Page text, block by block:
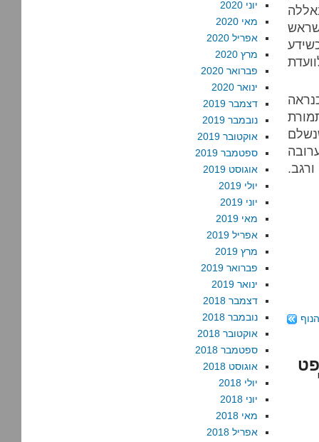
יוני 2020
מאי 2020
אפריל 2020
מרץ 2020
פברואר 2020
ינואר 2020
דצמבר 2019
נובמבר 2019
אוקטובר 2019
ספטמבר 2019
אוגוסט 2019
יולי 2019
יוני 2019
מאי 2019
אפריל 2019
מרץ 2019
פברואר 2019
ינואר 2019
דצמבר 2018
נובמבר 2018
אוקטובר 2018
ספטמבר 2018
אוגוסט 2018
יולי 2018
יוני 2018
מאי 2018
אפריל 2018